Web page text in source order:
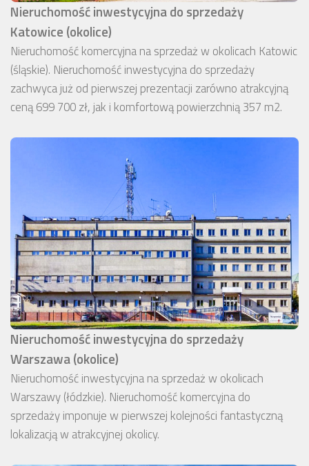
Nieruchomość inwestycyjna do sprzedaży
Katowice (okolice)
Nieruchomość komercyjna na sprzedaż w okolicach Katowic
(śląskie). Nieruchomość inwestycyjna do sprzedaży
zachwyca już od pierwszej prezentacji zarówno atrakcyjną
ceną 699 700 zł, jak i komfortową powierzchnią 357 m2.
Nieruchomość inwestycyjna do sprzedaży
Warszawa (okolice)
Nieruchomość inwestycyjna na sprzedaż w okolicach
Warszawy (łódzkie). Nieruchomość komercyjna do
sprzedaży imponuje w pierwszej kolejności fantastyczną
lokalizacją w atrakcyjnej okolicy.